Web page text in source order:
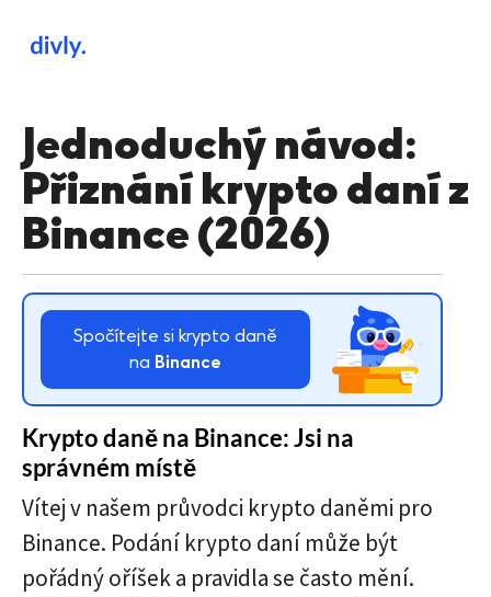
Jednoduchý návod:
Přiznání krypto daní z
Binance (2026)
Spočítejte si krypto daně
na Binance
Krypto daně na Binance: Jsi na
správném místě
Vítej v našem průvodci krypto daněmi pro
Binance. Podání krypto daní může být
pořádný oříšek a pravidla se často mění.